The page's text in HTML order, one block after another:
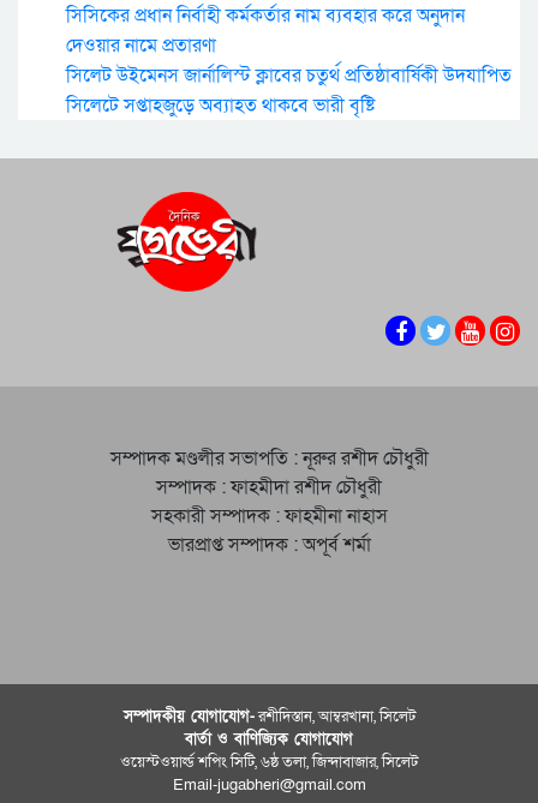
সিসিকের প্রধান নির্বাহী কর্মকর্তার নাম ব্যবহার করে অনুদান
দেওয়ার নামে প্রতারণা
সিলেট উইমেনস জার্নালিস্ট ক্লাবের চতুর্থ প্রতিষ্ঠাবার্ষিকী উদযাপিত
সিলেটে সপ্তাহজুড়ে অব্যাহত থাকবে ভারী বৃষ্টি
সম্পাদক মণ্ডলীর সভাপতি : নূরুর রশীদ চৌধুরী
সম্পাদক : ফাহমীদা রশীদ চৌধুরী
সহকারী সম্পাদক : ফাহমীনা নাহাস
ভারপ্রাপ্ত সম্পাদক : অপূর্ব শর্মা
সম্পাদকীয় যােগাযোগ-রশীদিস্তান, আম্বরখানা, সিলেট
বার্তা ও বাণিজ্যিক যোগাযােগ
ওয়েস্টওয়ার্ল্ড শপিং সিটি, ৬ষ্ঠ তলা, জিন্দাবাজার, সিলেট
Email-jugabheri@gmail.com